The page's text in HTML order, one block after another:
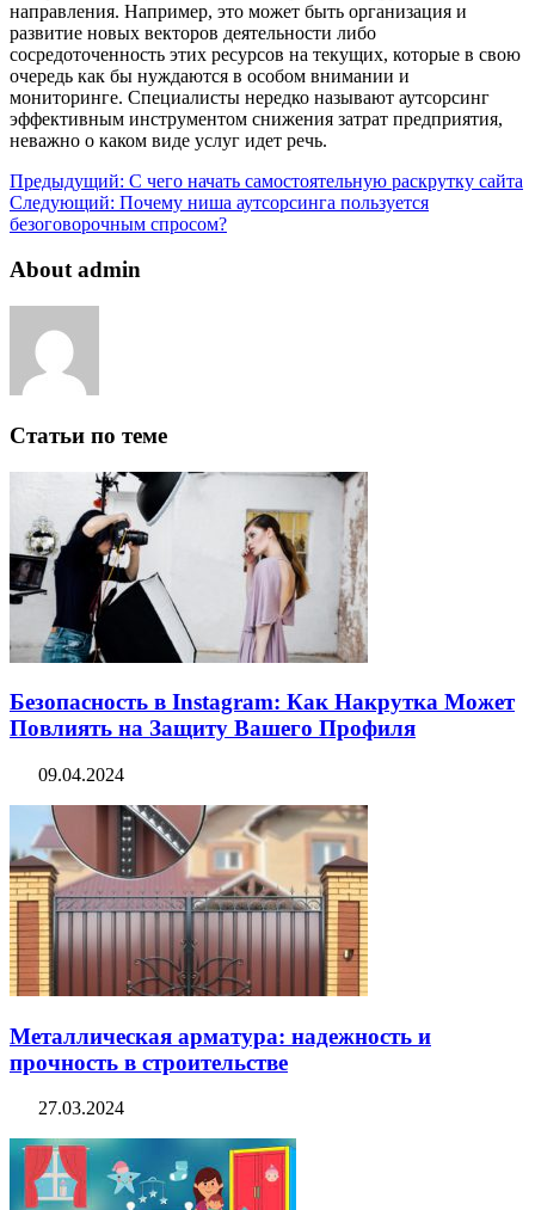
направления. Например, это может быть организация и
развитие новых векторов деятельности либо
сосредоточенность этих ресурсов на текущих, которые в свою
очередь как бы нуждаются в особом внимании и
мониторинге. Специалисты нередко называют аутсорсинг
эффективным инструментом снижения затрат предприятия,
неважно о каком виде услуг идет речь.
Предыдущий: С чего начать самостоятельную раскрутку сайта
Следующий: Почему ниша аутсорсинга пользуется
безоговорочным спросом?
About admin
Статьи по теме
Безопасность в Instagram: Как Накрутка Может
Повлиять на Защиту Вашего Профиля
09.04.2024
Металлическая арматура: надежность и
прочность в строительстве
27.03.2024